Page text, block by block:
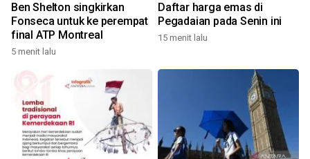
Ben Shelton singkirkan
Fonseca untuk ke perempat
final ATP Montreal
5 menit lalu
Daftar harga emas di
Pegadaian pada Senin ini
15 menit lalu